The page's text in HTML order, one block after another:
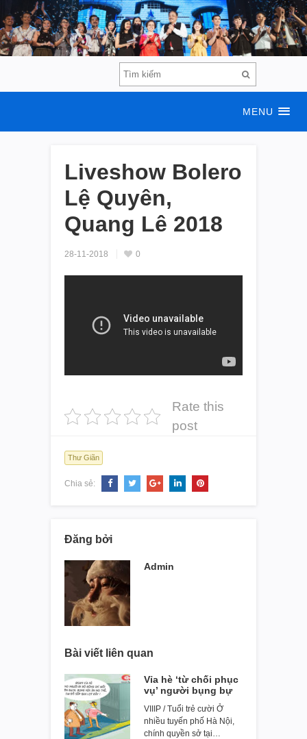
MENU
Liveshow Bolero
Lệ Quyên,
Quang Lê 2018
28-11-2018 0
Rate this
post
Thư Giãn
Chia sẻ:
Đăng bởi
Admin
Bài viết liên quan
Vỉa hè ‘từ chối phục
vụ’ người bụng bự
VIIIP / Tuổi trẻ cười Ở
nhiều tuyến phố Hà Nội,
chính quyền sở tại…